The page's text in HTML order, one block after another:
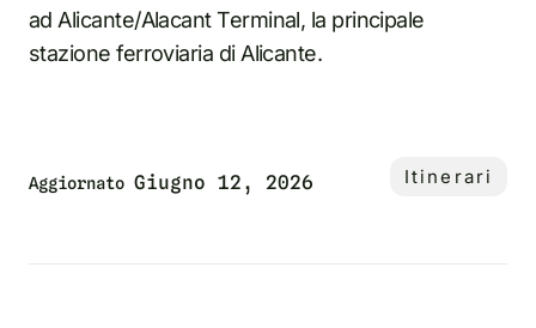
ad Alicante/Alacant Terminal, la principale
stazione ferroviaria di Alicante.
Aggiornato Giugno 12, 2026 Itinerari